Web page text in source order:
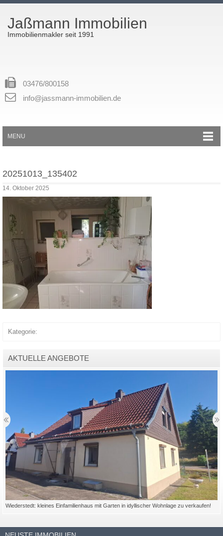
Jaßmann Immobilien
Immobilienmakler seit 1991
03476/800158
info@jassmann-immobilien.de
MENU
20251013_135402
14. Oktober 2025
Kategorie:
AKTUELLE ANGEBOTE
Wiederstedt: kleines Einfamilienhaus mit Garten in idyllischer Wohnlage zu verkaufen!